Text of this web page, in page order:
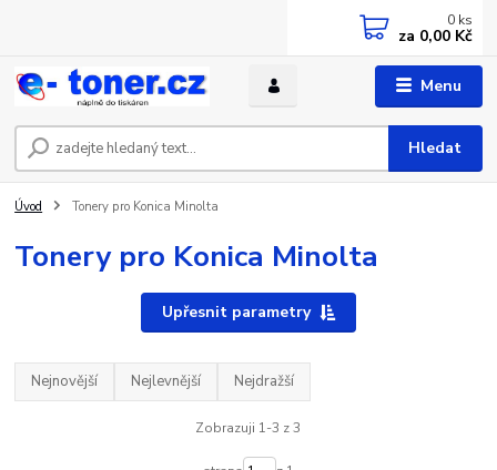
Menu
Hledat
0 ks
za 0,00 Kč
Úvod Tonery pro Konica Minolta
Tonery pro Konica Minolta
Upřesnit parametry
Nejnovější Nejlevnější Nejdražší
Zobrazuji 1-3 z 3